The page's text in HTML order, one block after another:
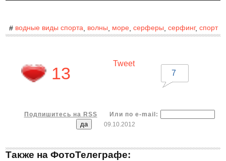
# водные виды спорта, волны море, серферы серфинг, спорт
13
Tweet
7
Подпишитесь на RSS
Или по e-mail:
09.10.2012
Также на ФотоТелеграфе: